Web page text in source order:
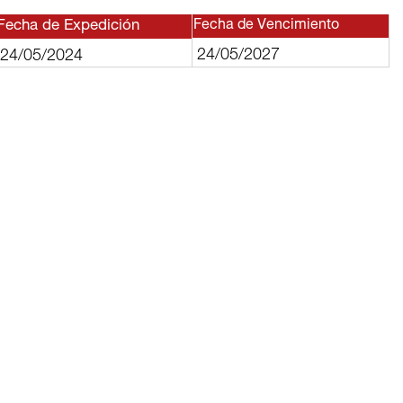
de Expedición
24/05/2024
Fecha de Vencimiento
24/05/2027